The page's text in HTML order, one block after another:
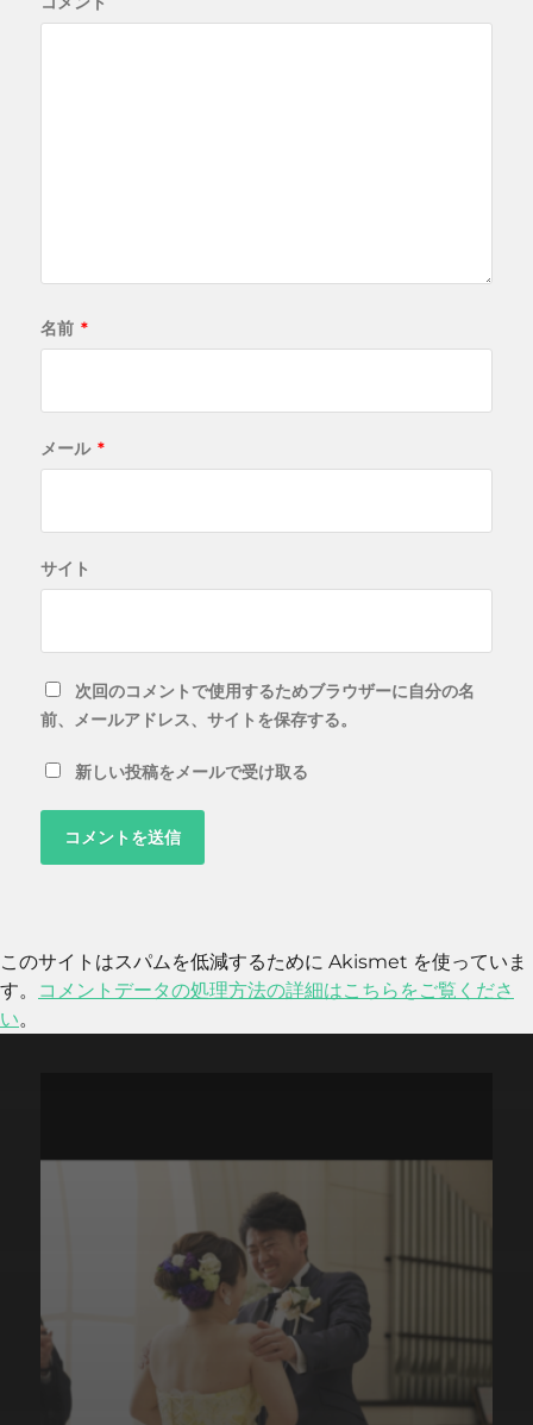
名前 *
メール *
サイト
次回のコメントで使用するためブラウザーに自分の名
前、メールアドレス、サイトを保存する。
新しい投稿をメールで受け取る
このサイトはスパムを低減するために Akismet を使っていま
す。
コメントデータの処理方法の詳細はこちらをご覧くださ
い。